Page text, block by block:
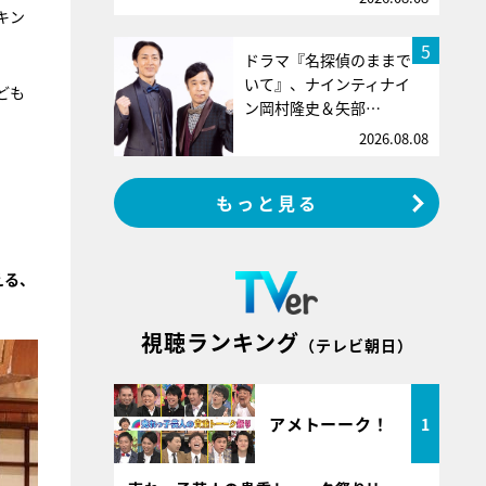
ン
も
、
5
ドラマ『名探偵のままで
いて』、ナインティナイ
ン岡村隆史＆矢部…
2026.08.08
もっと見る
視聴ランキング （テレビ朝日）
アメトーーク！ 1